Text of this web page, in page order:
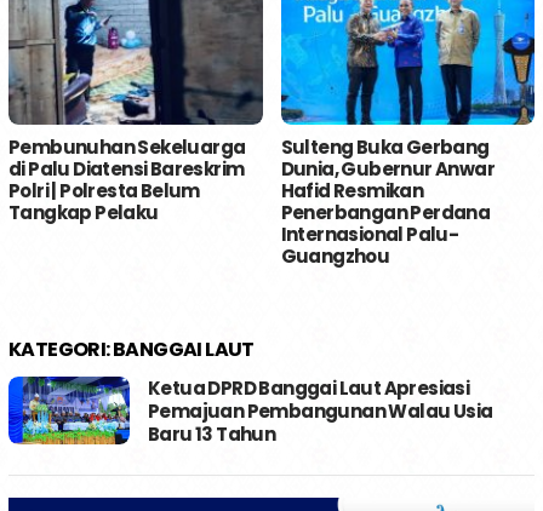
Pembunuhan Sekeluarga
di Palu Diatensi Bareskrim
Polri | Polresta Belum
Tangkap Pelaku
Sulteng Buka Gerbang
Dunia, Gubernur Anwar
Hafid Resmikan
Penerbangan Perdana
Internasional Palu-
Guangzhou
KATEGORI:BANGGAI LAUT
Ketua DPRD Banggai Laut Apresiasi
Pemajuan Pembangunan Walau Usia
Baru 13 Tahun